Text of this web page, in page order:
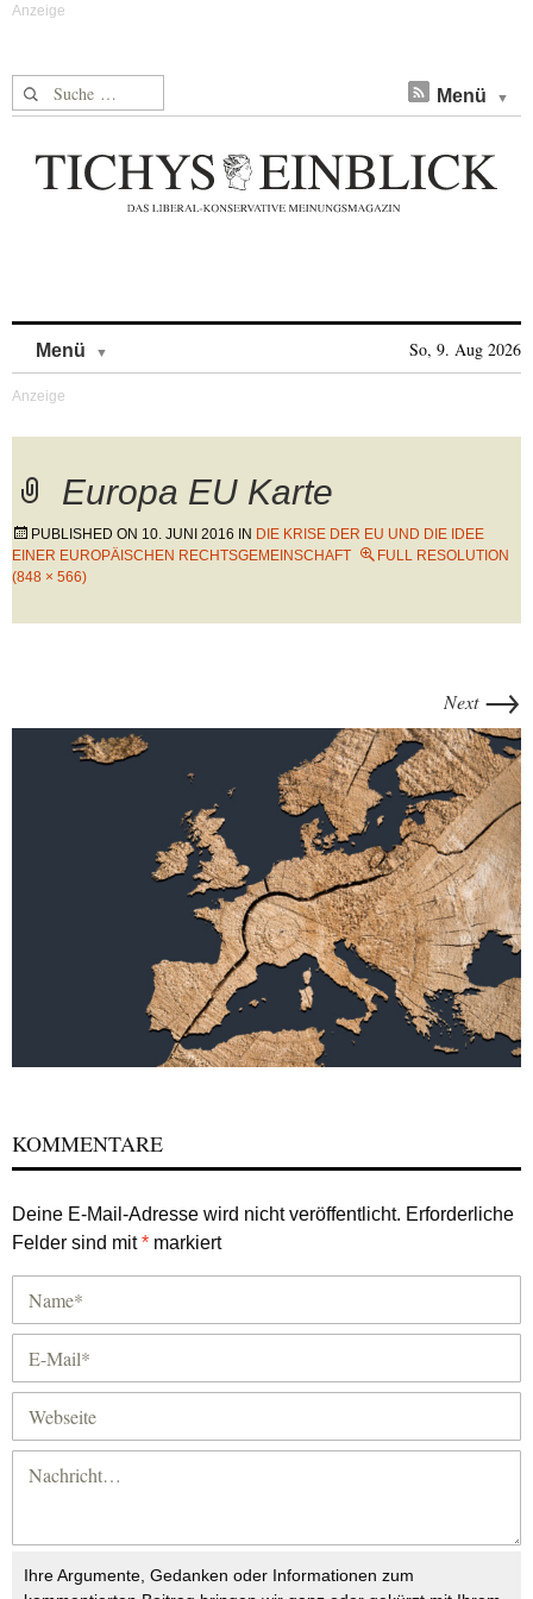
Suche nach: Menü
Menü So, 9. Aug 2026
Europa EU Karte
PUBLISHED ON 10. JUNI 2016 IN DIE KRISE DER EU UND DIE IDEE
EINER EUROPÄISCHEN RECHTSGEMEINSCHAFT
FULL RESOLUTION
(848 × 566)
Next →
KOMMENTARE
Deine E-Mail-Adresse wird nicht veröffentlicht. Erforderliche
Felder sind mit* markiert
Ihre Argumente, Gedanken oder Informationen zum